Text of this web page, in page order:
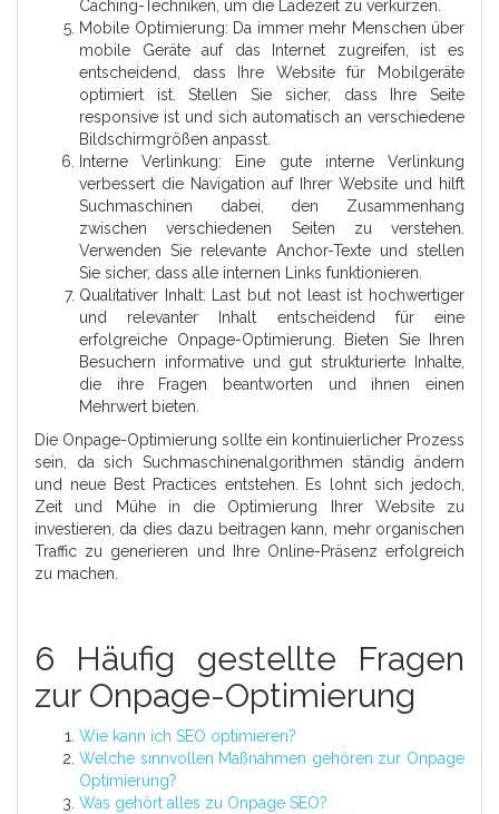
Caching-Techniken, um die Ladezeit zu verkürzen.
Mobile Optimierung: Da immer mehr Menschen über
mobile Geräte auf das Internet zugreifen, ist es
entscheidend, dass Ihre Website für Mobilgeräte
optimiert ist. Stellen Sie sicher, dass Ihre Seite
responsive ist und sich automatisch an verschiedene
Bildschirmgrößen anpasst.
Interne Verlinkung: Eine gute interne Verlinkung
verbessert die Navigation auf Ihrer Website und hilft
Suchmaschinen dabei, den Zusammenhang
zwischen verschiedenen Seiten zu verstehen.
Verwenden Sie relevante Anchor-Texte und stellen
Sie sicher, dass alle internen Links funktionieren.
Qualitativer Inhalt: Last but not least ist hochwertiger
und relevanter Inhalt entscheidend für eine
erfolgreiche Onpage-Optimierung. Bieten Sie Ihren
Besuchern informative und gut strukturierte Inhalte,
die ihre Fragen beantworten und ihnen einen
Mehrwert bieten.
Die Onpage-Optimierung sollte ein kontinuierlicher Prozess
sein, da sich Suchmaschinenalgorithmen ständig ändern
und neue Best Practices entstehen. Es lohnt sich jedoch,
Zeit und Mühe in die Optimierung Ihrer Website zu
investieren, da dies dazu beitragen kann, mehr organischen
Traffic zu generieren und Ihre Online-Präsenz erfolgreich
zu machen.
6 Häufig gestellte Fragen
zur Onpage-Optimierung
Wie kann ich SEO optimieren?
Welche sinnvollen Maßnahmen gehören zur Onpage
Optimierung?
Was gehört alles zu Onpage SEO?